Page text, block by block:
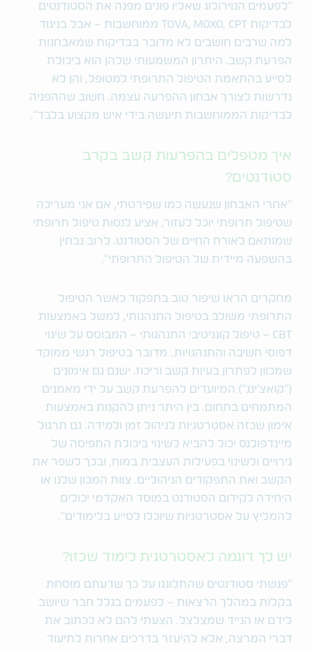
״לפעמים הנוירולוג שאליו פונים מפנה את הסטודנטים
לבדיקות TOVA, MOXO, CPT ממוחשבות – אבל בניגוד
למה שרבים חושבים לא מדובר בבדיקות שמאבחנות
הפרעת קשב. היתרון המשמעותי שלהן הוא ביכולת
לסייע בהתאמת הטיפול התרופתי למטופל, והן לא
נדרשות לצורך אבחון ההפרעה עצמה. חשוב שההפניה
לבדיקות הממוחשבות תיעשה בידי איש מקצוע בלבד״.
איך מטפלים בהפרעות קשב בקרב
סטודנטים?
״אחרי האבחון שנעשה כמו שפירטתי, אם אני מעריכה
שטיפול תרופתי יוכל לעזור, אציע לנסות טיפול תרופתי
שמותאם לאורח החיים של הסטודנט. לרוב נבחין
בהשפעה מיידית של הטיפול התרופתי".
מחקרים הראו שיפור טוב בתפקוד כאשר הטיפול
התרופתי משולב בטיפול התנהגותי, למשל באמצעות
CBT – טיפול קוגניטיבי התנהגותי – המבוסס על שינוי
דפוסי חשיבה והתנהגויות. מדובר בטיפול רגשי ממוקד
שמכוון לפתרון בעיות קשב וריכוז. ישנם גם אימונים
(״קואצ׳ינג״) המיועדים להפרעת קשב על ידי מאמנים
המתמחים בתחום. בין היתר ניתן להקנות באמצעות
אימון שכזה אסטרטגיות לניהול זמן ולמידה. גם תרגול
מיינדפולנס יכול להביא לשינוי ביכולת התפיסה של
גירויים ולשינוי בפעילות העצבית במוח, ובכך לשפר את
הקשב ואת התפקודים הניהוליים. צוות המכון שלנו או
היחידה לקידום הסטודנט במוסד האקדמי יכולים
להמליץ על אסטרטגיות שיוכלו לסייע בלימודים״.
יש לך דוגמה לאסטרטגית לימוד שכזו?
״פגשתי סטודנטים שהתלוננו על כך שדעתם מוסחת
בקלות במהלך הרצאות – לפעמים בגלל חבר שיושב
לידם או הנייד שמצלצל. הצעתי להם לא לכתוב את
דברי המרצה, אלא להיעזר בדרכים אחרות לתיעוד